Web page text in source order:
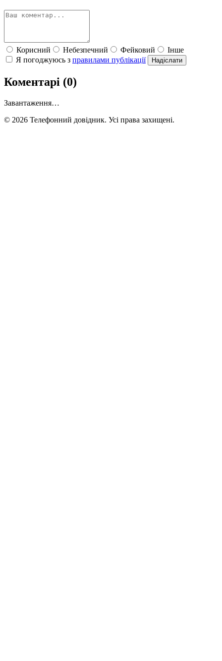
Корисний Небезпечний Фейковий
Інше
Я погоджуюсь з правилами публікації Надіслати
Коментарі (0)
Завантаження…
© 2026 Телефонний довідник. Усі права захищені.